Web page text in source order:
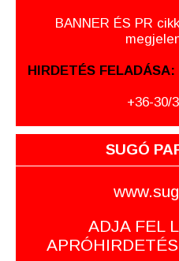
BANNER ÉS PR
HIRDETÉS FELADÁSA:
+36-30/
SUGÓ
ADJA FEL